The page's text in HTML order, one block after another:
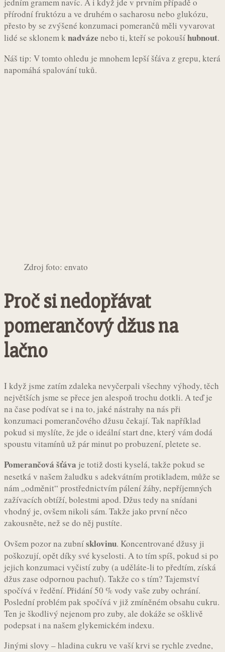
přírodní fruktózu a ve druhém o sacharosu nebo glukózu,
přesto by se zvýšené konzumaci pomerančů měli vyvarovat
lidé se sklonem k nadváze nebo ti, kteří se pokoušíhubnout.
Náš tip: V tomto ohledu je mnohem lepší šťáva z grepu, která
napomáhá spalování tuků.
Zdroj foto: envato
Proč si nedopřávat
pomerančový džus na
lačno
I když jsme zatím zdaleka nevyčerpali všechny výhody, těch
největších jsme se přece jen alespoň trochu dotkli. A teď je
na čase podívat se i na to, jaké nástrahy na nás při
konzumaci pomerančového džusu čekají. Tak například
pokud si myslíte, že jde o ideální start dne, který vám dodá
spoustu vitamínů už pár minut po probuzení, pletete se.
Pomerančová šťáva je totiž dosti kyselá, takže pokud se
nesetká v našem žaludku s adekvátním protikladem, může se
nám „odměnit“ prostřednictvím pálení žáhy, nepříjemných
zažívacích obtíží, bolestmi apod. Džus tedy na snídani
vhodný je, ovšem nikoli sám. Takže jako první něco
zakousněte, než se do něj pustíte.
Ovšem pozor na zubnísklovinu. Koncentrované džusy ji
poškozují, opět díky své kyselosti. A to tím spíš, pokud si po
jejich konzumaci vyčistí zuby (a uděláte-li to předtím, získá
džus zase odpornou pachuť). Takže co s tím? Tajemství
spočívá v ředění. Přidání 50 % vody vaše zuby ochrání.
Poslední problém pak spočívá v již zmíněném obsahu cukru.
Ten je škodlivý nejenom pro zuby, ale dokáže se ošklivě
podepsat i na našem glykemickém indexu.
Jinými slovy – hladina cukru ve vaší krvi se rychle zvedne,